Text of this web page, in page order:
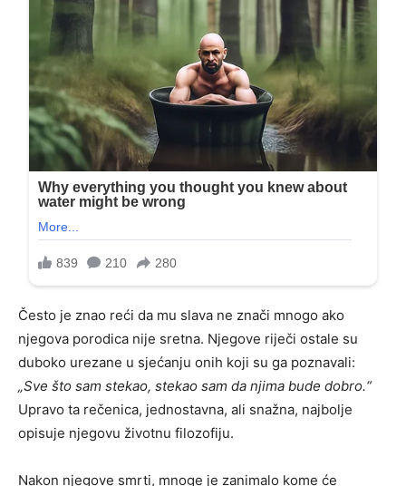
Često je znao reći da mu slava ne znači mnogo ako
njegova porodica nije sretna. Njegove riječi ostale su
duboko urezane u sjećanju onih koji su ga poznavali:
„Sve što sam stekao, stekao sam da njima bude dobro.“
Upravo ta rečenica, jednostavna, ali snažna, najbolje
opisuje njegovu životnu filozofiju.
Nakon njegove smrti, mnoge je zanimalo kome će